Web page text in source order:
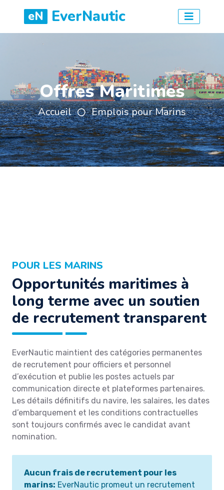
eN EverNautic
Offres Maritimes
Accueil Emplois pour Marins
POUR LES MARINS
Opportunités maritimes à
long terme avec un soutien
de recrutement transparent
EverNautic maintient des catégories permanentes
de recrutement pour officiers et personnel
d’exécution et publie les postes actuels par
communication directe et plateformes partenaires.
Les détails définitifs du navire, les salaires, les dates
d’embarquement et les conditions contractuelles
sont toujours confirmés avec le candidat avant
nomination.
Aucun frais de recrutement pour les
marins: EverNautic promeut un recrutement